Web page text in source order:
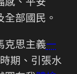
感、平安
部國民。
克思主義一
期、引張水